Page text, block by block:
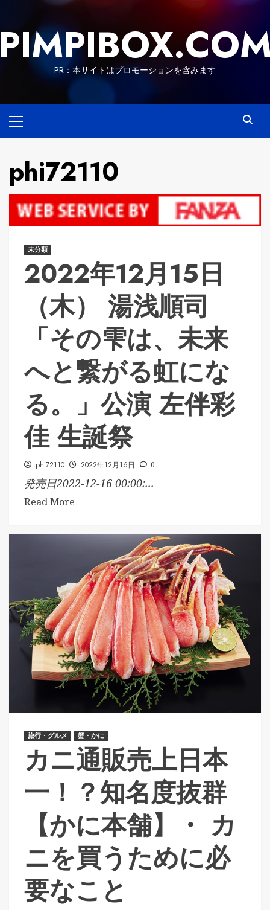
content
PR：本サイトはプロモーションを含みます
Menu
phi72110
未分類
2022年12月15日
（木） 湯浅順司
「その雫は、未来
へと繋がる虹にな
る。」公演 左伴彩
佳 生誕祭
phi72110 2022年12月16日 0
発売日2022-12-16 00:00:...
Read More
旅行・グルメ 蟹・かに
カニ通販売上日本
一！？知名度抜群
【かに本舗】・ カ
ニを買うために必
要なこと